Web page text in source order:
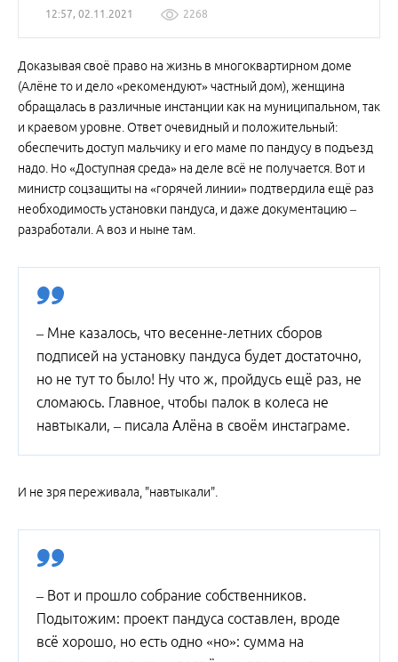
12:57, 02.11.2021 2268
Доказывая своё право на жизнь в многоквартирном доме
(Алёне то и дело «рекомендуют» частный дом), женщина
обращалась в различные инстанции как на муниципальном, так
и краевом уровне. Ответ очевидный и положительный:
обеспечить доступ мальчику и его маме по пандусу в подъезд
надо. Но «Доступная среда» на деле всё не получается. Вот и
министр соцзащиты на «горячей линии» подтвердила ещё раз
необходимость установки пандуса, и даже документацию –
разработали. А воз и ныне там.
– Мне казалось, что весенне-летних сборов
подписей на установку пандуса будет достаточно,
но не тут то было! Ну что ж, пройдусь ещё раз, не
сломаюсь. Главное, чтобы палок в колеса не
навтыкали, – писала Алёна в своём инстаграме.
И не зря переживала, "навтыкали".
– Вот и прошло собрание собственников.
Подытожим: проект пандуса составлен, вроде
всё хорошо, но есть одно «но»: сумма на